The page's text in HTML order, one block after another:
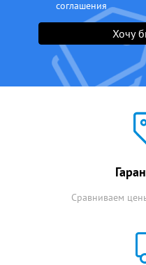
соглашения
Хочу
Сравниваем